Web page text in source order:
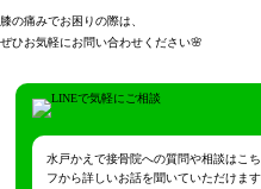
膝の痛みでお困りの際は、
ぜひお気軽にお問い合わせください🌸
水戸かえで接骨院への質問や相談はこ
フから詳しいお話を聞いていただけます